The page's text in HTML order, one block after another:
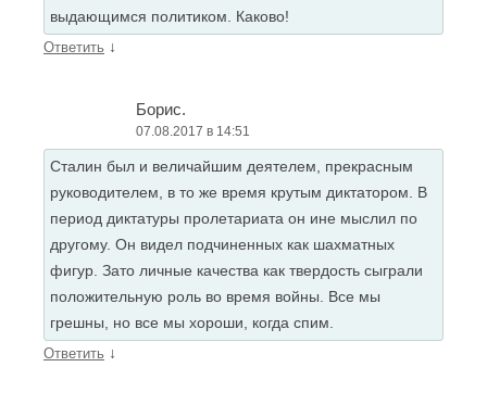
выдающимся политиком. Каково!
Ответить ↓
Борис.
07.08.2017 в 14:51
Сталин был и величайшим деятелем, прекрасным
руководителем, в то же время крутым диктатором. В
период диктатуры пролетариата он ине мыслил по
другому. Он видел подчиненных как шахматных
фигур. Зато личные качества как твердость сыграли
положительную роль во время войны. Все мы
грешны, но все мы хороши, когда спим.
Ответить ↓